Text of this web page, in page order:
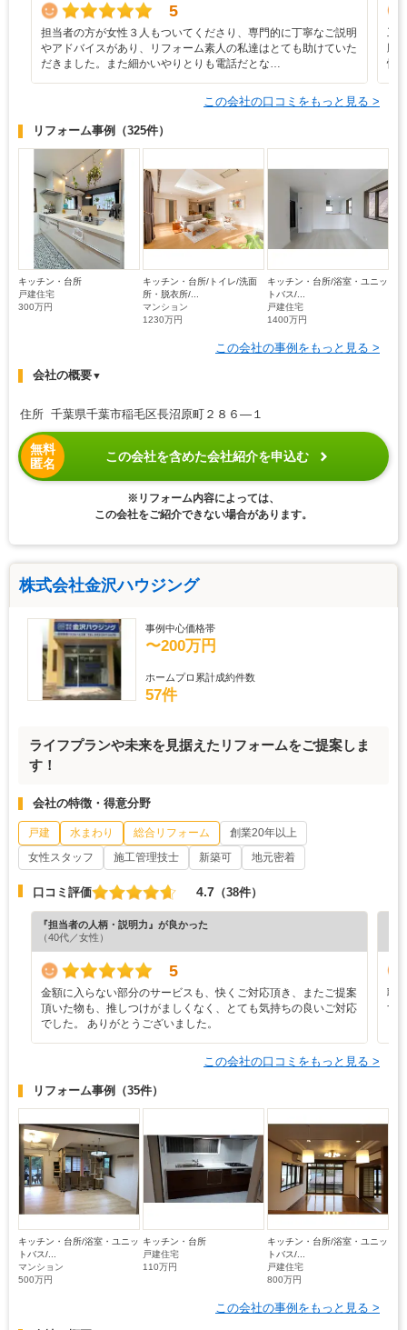
5
担当者の方が女性３人もついてくださり、専門的に丁寧なご説明
やアドバイスがあり、リフォーム素人の私達はとても助けていた
だきました。また細かいやりとりも電話だとな…
工
願
快
この会社の口コミをもっと見る >
リフォーム事例 （325件）
キッチン・台所
戸建住宅
300万円
キッチン・台所/トイレ/洗面
所・脱衣所/...
マンション
1230万円
キッチン・台所/浴室・ユニッ
トバス/...
戸建住宅
1400万円
この会社の事例をもっと見る >
会社の概要▼
住所 千葉県千葉市稲毛区長沼原町２８６―１
無料
匿名
この会社を含めた会社紹介を申込む
※リフォーム内容によっては、
この会社をご紹介できない場合があります。
株式会社金沢ハウジング
事例中心価格帯
〜200万円
ホームプロ累計成約件数
57件
ライフプランや未来を見据えたリフォームをご提案しま
す！
会社の特徴・得意分野
戸建 水まわり 総合リフォーム
創業20年以上
女性スタッフ
施工管理技士 新築可 地元密着
口コミ評価 4.7 （38件）
『担当者の人柄・説明力』が良かった
（40代／女性）
5
金額に入らない部分のサービスも、快くご対応頂き、またご提案
頂いた物も、推しつけがましくなく、とても気持ちの良いご対応
でした。 ありがとうございました。
職
す
この会社の口コミをもっと見る >
リフォーム事例 （35件）
キッチン・台所/浴室・ユニッ
トバス/...
マンション
500万円
キッチン・台所
戸建住宅
110万円
キッチン・台所/浴室・ユニッ
トバス/...
戸建住宅
800万円
この会社の事例をもっと見る >